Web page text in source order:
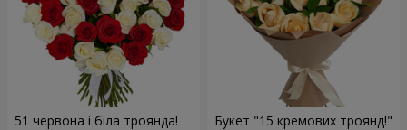
51 червона і біла троянда! Букет "15 кремових троянд!"